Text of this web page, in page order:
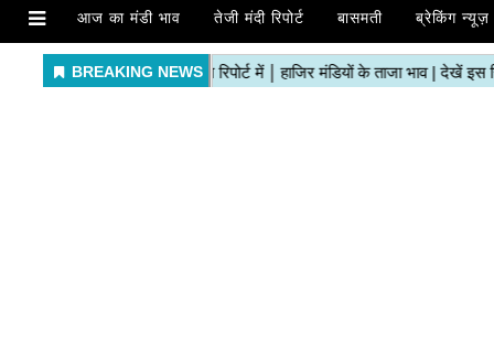
आज का मंडी भाव तेजी मंदी रिपोर्ट बासमती ब्रेकिंग न्यूज़